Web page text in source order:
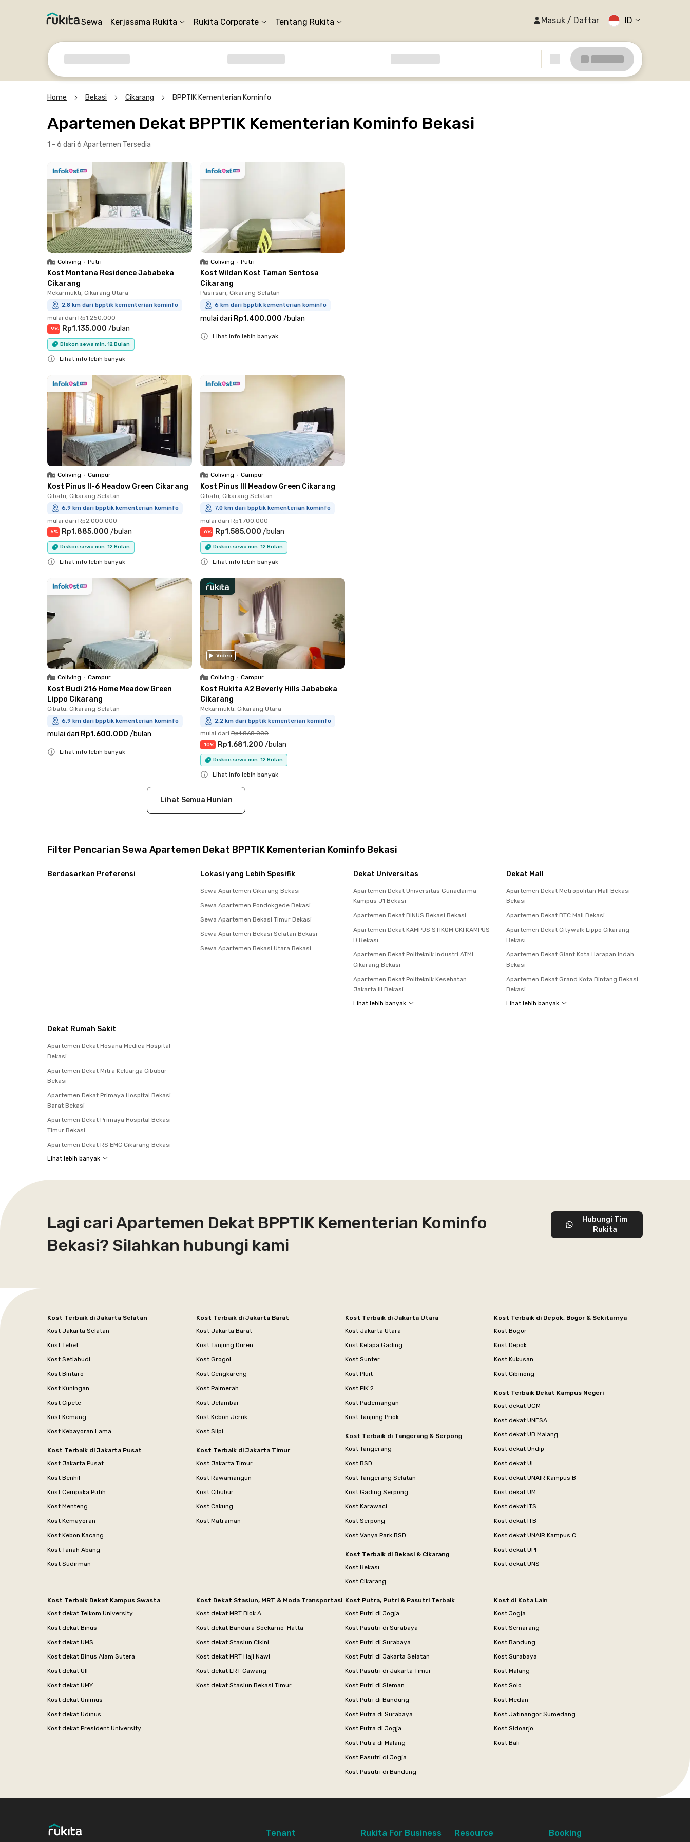
Sewa Kerjasama Rukita Rukita Corporate Tentang Rukita Masuk / Daftar ID
Home Bekasi Cikarang BPPTIK Kementerian Kominfo
Apartemen Dekat BPPTIK Kementerian Kominfo Bekasi
1 - 6 dari 6 Apartemen Tersedia
Coliving • Putri
Kost Montana Residence Jababeka
Cikarang
Mekarmukti, Cikarang Utara
2.8 km dari bpptik kementerian kominfo
mulai dari Rp1.250.000
-9% Rp1.135.000 /bulan
Diskon sewa min. 12 Bulan
Lihat info lebih banyak
Coliving • Putri
Kost Wildan Kost Taman Sentosa
Cikarang
Pasirsari, Cikarang Selatan
6 km dari bpptik kementerian kominfo
mulai dari Rp1.400.000 /bulan
Lihat info lebih banyak
Coliving • Campur
Kost Pinus II-6 Meadow Green Cikarang
Cibatu, Cikarang Selatan
6.9 km dari bpptik kementerian kominfo
mulai dari Rp2.000.000
-5% Rp1.885.000 /bulan
Diskon sewa min. 12 Bulan
Lihat info lebih banyak
Coliving • Campur
Kost Pinus III Meadow Green Cikarang
Cibatu, Cikarang Selatan
7.0 km dari bpptik kementerian kominfo
mulai dari Rp1.700.000
-6% Rp1.585.000 /bulan
Diskon sewa min. 12 Bulan
Lihat info lebih banyak
Coliving • Campur
Kost Budi 216 Home Meadow Green
Lippo Cikarang
Cibatu, Cikarang Selatan
6.9 km dari bpptik kementerian kominfo
mulai dari Rp1.600.000 /bulan
Lihat info lebih banyak
Video
Coliving • Campur
Kost Rukita A2 Beverly Hills Jababeka
Cikarang
Mekarmukti, Cikarang Utara
2.2 km dari bpptik kementerian kominfo
mulai dari Rp1.868.000
-10% Rp1.681.200 /bulan
Diskon sewa min. 12 Bulan
Close
Lihat info lebih banyak
Lihat Semua Hunian
Filter Pencarian Sewa Apartemen Dekat BPPTIK Kementerian Kominfo Bekasi
Berdasarkan Preferensi Lokasi yang Lebih Spesifik
Sewa Apartemen Cikarang Bekasi
Sewa Apartemen Pondokgede Bekasi
Sewa Apartemen Bekasi Timur Bekasi
Sewa Apartemen Bekasi Selatan Bekasi
Sewa Apartemen Bekasi Utara Bekasi
Dekat Universitas
Apartemen Dekat Universitas Gunadarma
Kampus J1 Bekasi
Apartemen Dekat BINUS Bekasi Bekasi
Apartemen Dekat KAMPUS STIKOM CKI KAMPUS
D Bekasi
Apartemen Dekat Politeknik Industri ATMI
Cikarang Bekasi
Apartemen Dekat Politeknik Kesehatan
Jakarta III Bekasi
Lihat lebih banyak
Dekat Mall
Apartemen Dekat Metropolitan Mall Bekasi
Bekasi
Apartemen Dekat BTC Mall Bekasi
Apartemen Dekat Citywalk Lippo Cikarang
Bekasi
Apartemen Dekat Giant Kota Harapan Indah
Bekasi
Apartemen Dekat Grand Kota Bintang Bekasi
Bekasi
Lihat lebih banyak
Dekat Rumah Sakit
Apartemen Dekat Hosana Medica Hospital
Bekasi
Apartemen Dekat Mitra Keluarga Cibubur
Bekasi
Apartemen Dekat Primaya Hospital Bekasi
Barat Bekasi
Apartemen Dekat Primaya Hospital Bekasi
Timur Bekasi
Apartemen Dekat RS EMC Cikarang Bekasi
Lihat lebih banyak
Lagi cari Apartemen Dekat BPPTIK Kementerian Kominfo
Bekasi? Silahkan hubungi kami
Hubungi Tim
Rukita
Kost Terbaik di Jakarta Selatan
Kost Jakarta Selatan
Kost Tebet
Kost Setiabudi
Kost Bintaro
Kost Kuningan
Kost Cipete
Kost Kemang
Kost Kebayoran Lama
Kost Terbaik di Jakarta Pusat
Kost Jakarta Pusat
Kost Benhil
Kost Cempaka Putih
Kost Menteng
Kost Kemayoran
Kost Kebon Kacang
Kost Tanah Abang
Kost Sudirman
Kost Terbaik di Jakarta Barat
Kost Jakarta Barat
Kost Tanjung Duren
Kost Grogol
Kost Cengkareng
Kost Palmerah
Kost Jelambar
Kost Kebon Jeruk
Kost Slipi
Kost Terbaik di Jakarta Timur
Kost Jakarta Timur
Kost Rawamangun
Kost Cibubur
Kost Cakung
Kost Matraman
Kost Terbaik di Jakarta Utara
Kost Jakarta Utara
Kost Kelapa Gading
Kost Sunter
Kost Pluit
Kost PIK 2
Kost Pademangan
Kost Tanjung Priok
Kost Terbaik di Tangerang & Serpong
Kost Tangerang
Kost BSD
Kost Tangerang Selatan
Kost Gading Serpong
Kost Karawaci
Kost Serpong
Kost Vanya Park BSD
Kost Terbaik di Bekasi & Cikarang
Kost Bekasi
Kost Cikarang
Kost Terbaik di Depok, Bogor & Sekitarnya
Kost Bogor
Kost Depok
Kost Kukusan
Kost Cibinong
Kost Terbaik Dekat Kampus Negeri
Kost dekat UGM
Kost dekat UNESA
Kost dekat UB Malang
Kost dekat Undip
Kost dekat UI
Kost dekat UNAIR Kampus B
Kost dekat UM
Kost dekat ITS
Kost dekat ITB
Kost dekat UNAIR Kampus C
Kost dekat UPI
Kost dekat UNS
Kost Terbaik Dekat Kampus Swasta
Kost dekat Telkom University
Kost dekat Binus
Kost dekat UMS
Kost dekat Binus Alam Sutera
Kost dekat UII
Kost dekat UMY
Kost dekat Unimus
Kost dekat Udinus
Kost dekat President University
Kost Dekat Stasiun, MRT & Moda Transportasi
Kost dekat MRT Blok A
Kost dekat Bandara Soekarno-Hatta
Kost dekat Stasiun Cikini
Kost dekat MRT Haji Nawi
Kost dekat LRT Cawang
Kost dekat Stasiun Bekasi Timur
Kost Putra, Putri & Pasutri Terbaik
Kost Putri di Jogja
Kost Pasutri di Surabaya
Kost Putri di Surabaya
Kost Putri di Jakarta Selatan
Kost Pasutri di Jakarta Timur
Kost Putri di Sleman
Kost Putri di Bandung
Kost Putra di Surabaya
Kost Putra di Jogja
Kost Putra di Malang
Kost Pasutri di Jogja
Kost Pasutri di Bandung
Kost di Kota Lain
Kost Jogja
Kost Semarang
Kost Bandung
Kost Surabaya
Kost Malang
Kost Solo
Kost Medan
Kost Jatinangor Sumedang
Kost Sidoarjo
Kost Bali
Tenant Rukita For Business Resource Booking